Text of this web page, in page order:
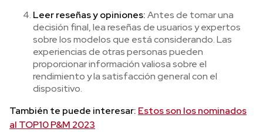
Leer reseñas y opiniones:Antes de tomar una
decisión final, lea reseñas de usuarios y expertos
sobre los modelos que está considerando. Las
experiencias de otras personas pueden
proporcionar información valiosa sobre el
rendimiento y la satisfacción general con el
dispositivo.
También te puede interesar: Estos son los nominados
al TOP10 P&M 2023